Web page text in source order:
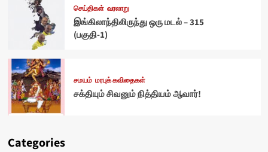
செய்திகள் வரலாறு
இங்கிலாந்திலிருந்து ஒரு மடல் – 315
(பகுதி-1)
சமயம் மரபுக் கவிதைகள்
சக்தியும் சிவனும் நித்தியம் ஆவார்!
Categories